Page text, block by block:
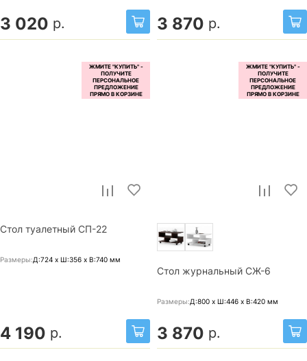
3 020 р. 3 870 р.
Стол туалетный СП-22
Размеры:Д:724 x Ш:356 x В:740 мм
4 190 р.
Стол журнальный СЖ-6
Размеры:Д:800 x Ш:446 x В:420 мм
3 870 р.